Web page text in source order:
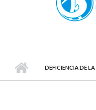
DEFICIENCIA DE